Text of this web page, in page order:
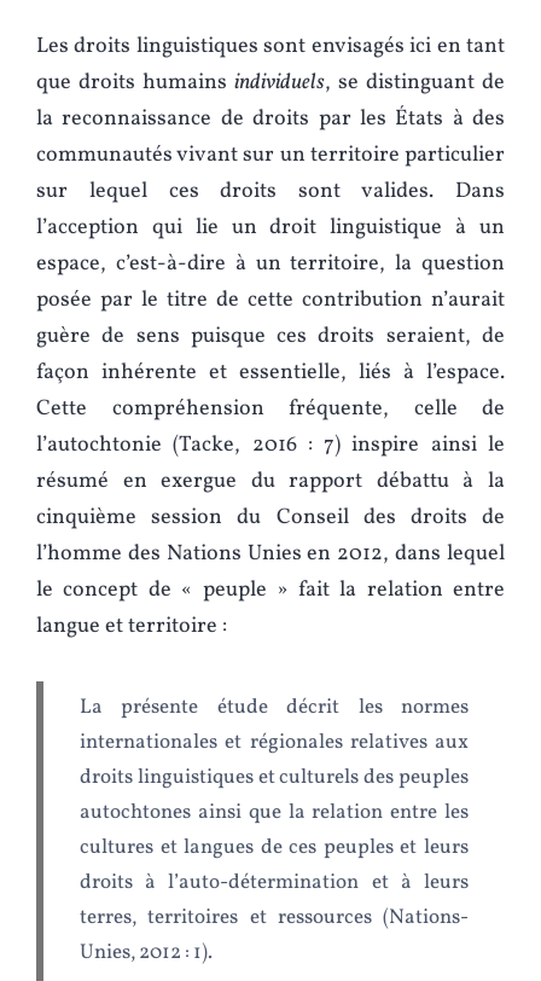
Les droits linguistiques sont envisagés ici en tant
que droits humains individuels, se distinguant de
la reconnaissance de droits par les États à des
communautés vivant sur un territoire particulier
sur lequel ces droits sont valides. Dans
l’acception qui lie un droit linguistique à un
espace, c’est-à-dire à un territoire, la question
posée par le titre de cette contribution n’aurait
guère de sens puisque ces droits seraient, de
façon inhérente et essentielle, liés à l’espace.
Cette compréhension fréquente, celle de
l’autochtonie (Tacke, 2016 : 7) inspire ainsi le
résumé en exergue du rapport débattu à la
cinquième session du Conseil des droits de
l’homme des Nations Unies en 2012, dans lequel
le concept de « peuple » fait la relation entre
langue et territoire :
La présente étude décrit les normes
internationales et régionales relatives aux
droits linguistiques et culturels des peuples
autochtones ainsi que la relation entre les
cultures et langues de ces peuples et leurs
droits à l’auto-détermination et à leurs
terres, territoires et ressources (Nations-
Unies, 2012 : 1).